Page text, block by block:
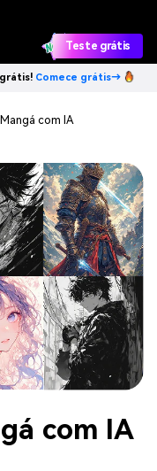
Teste grátis
Comece grátis→
com IA
com IA